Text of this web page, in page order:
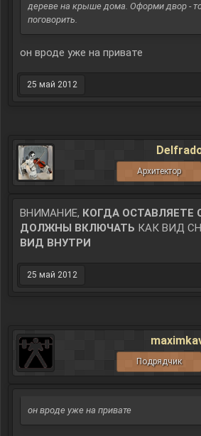
дереве на крыше дома. Оформи двор -
поговорить.
он вроде уже на привате
25 май 2012
Архитектор
ВНИМАНИЕ, КОГДА ОСТАВЛЯЕТЕ
ДОЛЖНЫ ВКЛЮЧАТЬ КАК ВИД
ВИД ВНУТРИ
25 май 2012
Подрядчик
он вроде уже на привате